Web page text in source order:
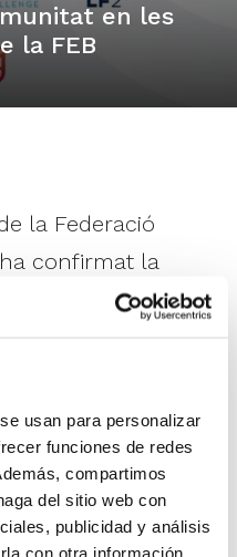
usan para personalizar
funciones de redes
compartimos
del sitio web con
publicidad y análisis
con otra información
en les
la FEB
la Federació
confirmat la
tres Lligues
equips de la
entre els
de defendre títol